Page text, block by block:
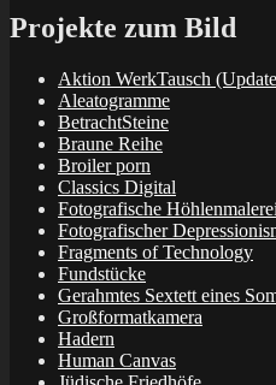
Projekte zum Bild
Aktion WerkTausch
Aleatogramme
BetrachtSteine
Braune Reihe
Broiler porn
Classics Digital
Fotografische
Fotografischer
Fragments of Technology
Fundstücke
Gerahmtes Sextett eines
Großformatkamera
Hadern
Human Canvas